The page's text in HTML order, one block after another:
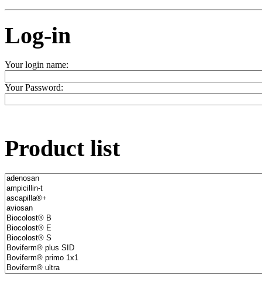
Log-in
Your login name:
Your Password:
Product list